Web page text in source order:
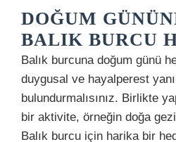
DOĞUM
BALIK BURCU
Balık burcuna doğum günü
duygusal ve hayalperest
bulundurmalısınız. Birlikte
bir aktivite, örneğin doğa
Balık burcu için harika bir